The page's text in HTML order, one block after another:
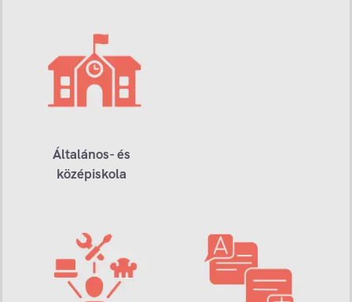
Általános- és
középiskola